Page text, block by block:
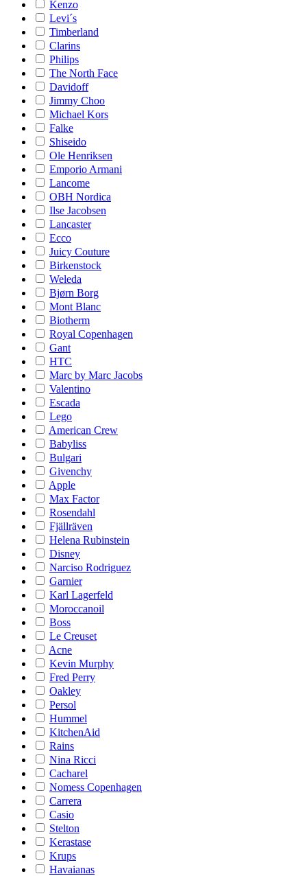
Kenzo
Levi´s
Timberland
Clarins
Philips
The North Face
Davidoff
Jimmy Choo
Michael Kors
Falke
Shiseido
Ole Henriksen
Emporio Armani
Lancome
OBH Nordica
Ilse Jacobsen
Lancaster
Ecco
Juicy Couture
Birkenstock
Weleda
Bjørn Borg
Mont Blanc
Biotherm
Royal Copenhagen
Gant
HTC
Marc by Marc Jacobs
Valentino
Escada
Lego
American Crew
Babyliss
Bulgari
Givenchy
Apple
Max Factor
Rosendahl
Fjällräven
Helena Rubinstein
Disney
Narciso Rodriguez
Garnier
Karl Lagerfeld
Moroccanoil
Boss
Le Creuset
Acne
Kevin Murphy
Fred Perry
Oakley
Persol
Hummel
KitchenAid
Rains
Nina Ricci
Cacharel
Nomess Copenhagen
Carrera
Casio
Stelton
Kerastase
Krups
Havaianas